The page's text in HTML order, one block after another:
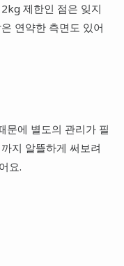
제한인 점은 잊지
연약한 측면도 있어
문에 별도의 관리가 필
지 알뜰하게 써보려
요.